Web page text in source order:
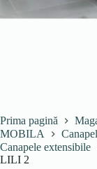
Prima pagină
MOBILA
Canapele extensibile
LILI 2